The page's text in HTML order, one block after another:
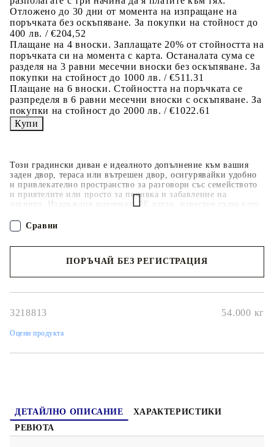
Този градински диван е идеалното допълнение към вашия
заден двор, тераса или вътрешен двор, осигурявайки удобно
и привлекателно пространство за разговори със семейството
и приятелите или просто за почивка и забавление на
открито. Издръжлив материал: PE ратан, известен също като
поддръжка, който прилича на естествен ратан. Той е лек,
лесен за почистване и често се използва за външни мебели
плътно подплатени възглавници, предлага удобство при
или други дребни предмети леснодостъпни.Калъф, който
седалки имат подвижни калъфи за лесно пране и
изработен от здраво и издръжливо закалено стъкло, което
елегантност към вашето външно пространство.Модулен
защитите с водоустойчиво покривало.
Отложено до 30 дни от момента на изпращане на
поръчката без оскъпяване. За покупки на стойност до
400 лв. / €204,52
Плащане на 4 вноски. Заплащате 20% от стойността на
поръчката си на момента с карта. Останалата сума се
разделя на 3 равни месечни вноски без оскъпяване. За
покупки на стойност до 1000 лв. / €511.31
Плащане на 6 вноски. Стойността на поръчката се
разпределя в 6 равни месечни вноски с оскъпяване. За
покупки на стойност до 2000 лв. / €1022.61
ПОРЪЧАЙ БЕЗ РЕГИСТРАЦИЯ
3218813 54.000 кг
Оцени продукта
Сравни
ДЕТАЙЛНО ОПИСАНИЕ
ХАРАКТЕРИСТИКИ
РЕВЮТА